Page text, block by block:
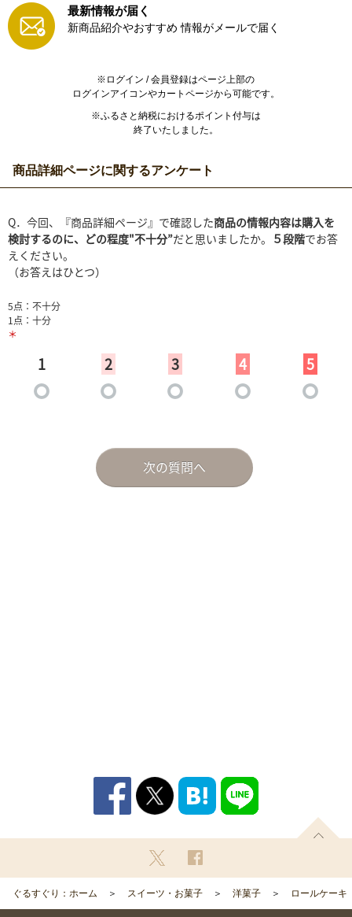
最新情報が届く
新商品紹介やおすすめ 情報がメールで届く
※ログイン / 会員登録はページ上部の
ログインアイコンやカートページから可能です。
※ふるさと納税におけるポイント付与は
終了いたしました。
商品詳細ページに関するアンケート
ぐるすぐり：ホーム スイーツ・お菓子 洋菓子 ロールケーキ